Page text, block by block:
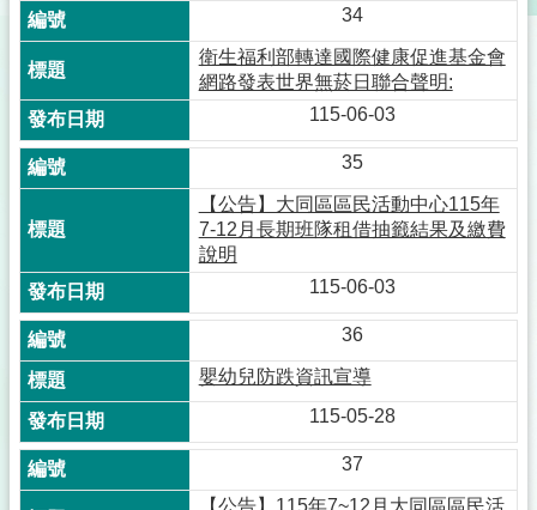
34
衛生福利部轉達國際健康促進基金會
網路發表世界無菸日聯合聲明:
115-06-03
35
【公告】大同區區民活動中心115年
7-12月長期班隊租借抽籤結果及繳費
說明
115-06-03
36
嬰幼兒防跌資訊宣導
115-05-28
37
【公告】115年7~12月大同區區民活